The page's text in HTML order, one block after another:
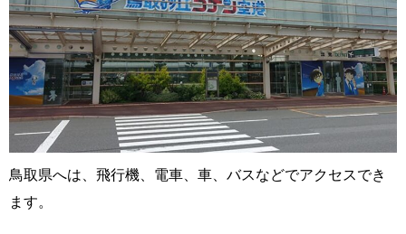
鳥取県へは、飛行機、電車、車、バスなどでアクセスでき
ます。